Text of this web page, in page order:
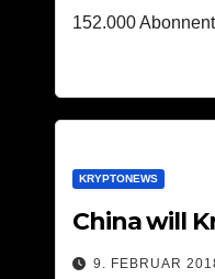
152.000
KRYPTONEWS
China will
9. FEBRUAR